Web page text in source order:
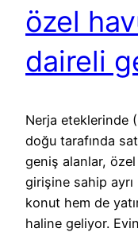
özel
daireli
Nerja eteklerinde
doğu tarafında
geniş alanlar,
girişine sahip ayrı
konut hem de
haline geliyor.